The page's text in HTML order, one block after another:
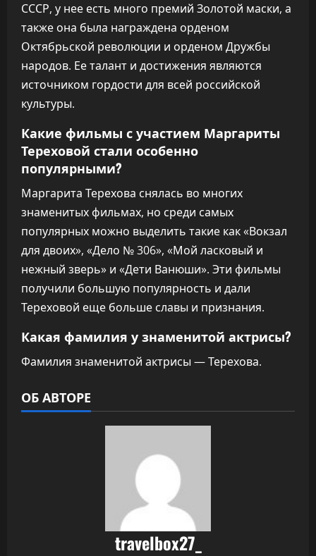
СССР, у нее есть много премий Золотой маски, а
также она была награждена орденом
Октябрьской революции и орденом Дружбы
народов. Ее талант и достижения являются
источником гордости для всей российской
культуры.
Какие фильмы с участием Маргариты
Тереховой стали особенно
популярными?
Маргарита Терехова снялась во многих
знаменитых фильмах, но среди самых
популярных можно выделить такие как «Вокзал
для двоих», «Дело № 306», «Мой ласковый и
нежный зверь» и «Дети Ванюши». Эти фильмы
получили большую популярность и дали
Тереховой еще больше славы и признания.
Какая фамилия у знаменитой актрисы?
Фамилия знаменитой актрисы — Терехова.
ОБ АВТОРЕ
travelbox27_